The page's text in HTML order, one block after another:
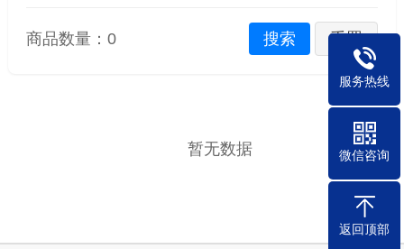
商品数量： 0 搜索 重置
暂无数据
服务热线
微信咨询
返回顶部